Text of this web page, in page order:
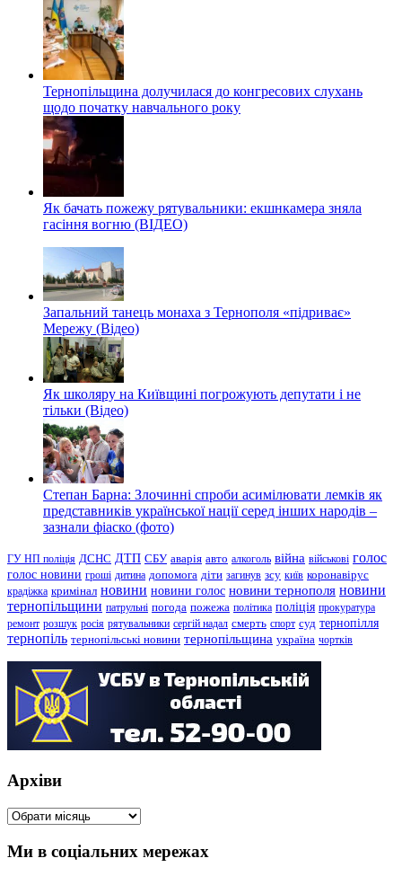
Тернопільщина долучилася до конгресових слухань
щодо початку навчального року
Як бачать пожежу рятувальники: екшнкамера зняла
гасіння вогню (ВІДЕО)
Запальний танець монаха з Тернополя «підриває»
Мережу (Відео)
Як школяру на Київщині погрожують депутати і не
тільки (Відео)
Степан Барна: Злочинні спроби асимілювати лемків як
представників української нації серед інших народів –
зазнали фіаско (фото)
ГУ НП поліція ДСНС ДТП СБУ аварія авто алкоголь війна військові голос
голос новини гроші дитина допомога діти загинув зсу київ коронавірус
крадіжка кримінал новини новини голос новини тернополя новини
тернопільщини патрульні погода пожежа політика поліція прокуратура
ремонт розшук росія рятувальники сергій надал смерть спорт суд тернопілля
тернопіль тернопільські новини тернопільщина україна чортків
Архіви
Архіви
Ми в соціальних мережах